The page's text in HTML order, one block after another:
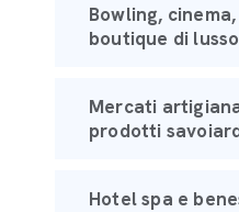
Bowling,
boutique di lusso
Mercati
prodotti
Hotel spa e